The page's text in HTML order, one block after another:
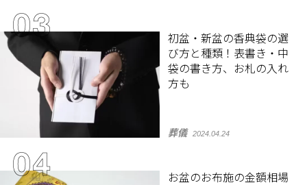
初盆・新盆の香典袋の選
び方と種類！表書き・中
袋の書き方、お札の入れ
方も
葬儀 2024.04.24
お盆のお布施の金額相場